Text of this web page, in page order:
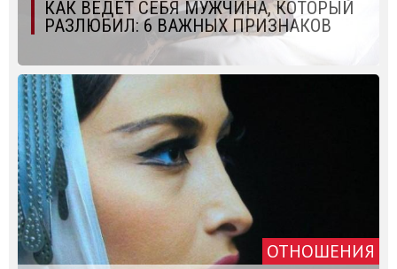
КАК ВЕДЕТ СЕБЯ МУЖЧИНА, КОТОРЫЙ
РАЗЛЮБИЛ: 6 ВАЖНЫХ ПРИЗНАКОВ
ОТНОШЕНИЯ